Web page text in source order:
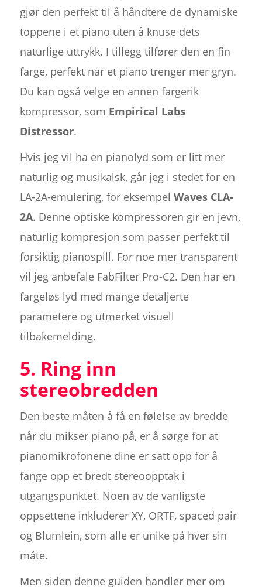
gjør den perfekt til å håndtere de dynamiske
toppene i et piano uten å knuse dets
naturlige uttrykk. I tillegg tilfører den en fin
farge, perfekt når et piano trenger mer gryn.
Du kan også velge en annen fargerik
kompressor, som Empirical Labs
Distressor.
Hvis jeg vil ha en pianolyd som er litt mer
naturlig og musikalsk, går jeg i stedet for en
LA-2A-emulering, for eksempel Waves CLA-
2A. Denne optiske kompressoren gir en jevn,
naturlig kompresjon som passer perfekt til
forsiktig pianospill. For noe mer transparent
vil jeg anbefale FabFilter Pro-C2. Den har en
fargeløs lyd med mange detaljerte
parametere og utmerket visuell
tilbakemelding.
5. Ring inn
stereobredden
Den beste måten å få en følelse av bredde
når du mikser piano på, er å sørge for at
pianomikrofonene dine er satt opp for å
fange opp et bredt stereoopptak i
utgangspunktet. Noen av de vanligste
oppsettene inkluderer XY, ORTF, spaced pair
og Blumlein, som alle er unike på hver sin
måte.
Men siden denne guiden handler mer om